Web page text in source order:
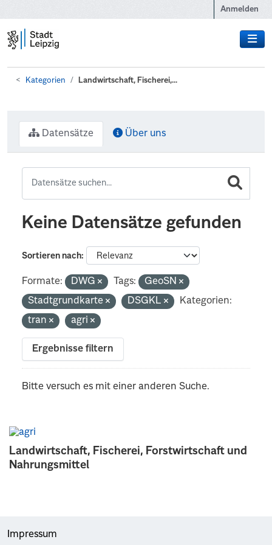
Anmelden
Kategorien Landwirtschaft, Fischerei,...
Landwirtschaft, Fischerei, Forstwirtschaft und
Nahrungsmittel
Datensätze Über uns
Keine Datensätze gefunden
Sortieren nach
Formate: DWG Tags:
GeoSN
Stadtgrundkarte
DSGKL
Kategorien:
tran
agri
Ergebnisse filtern
Bitte versuch es mit einer anderen Suche.
Impressum